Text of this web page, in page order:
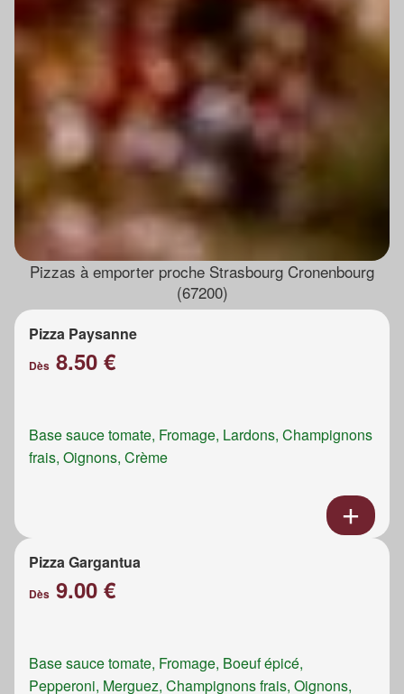
Pizzas à emporter proche Strasbourg Cronenbourg
(67200)
Pizza Paysanne
Dès 8.50 €
Base sauce tomate, Fromage, Lardons, Champignons
frais, Oignons, Crème
Pizza Gargantua
Dès 9.00 €
Base sauce tomate, Fromage, Boeuf épicé,
Pepperoni, Merguez, Champignons frais, Oignons,